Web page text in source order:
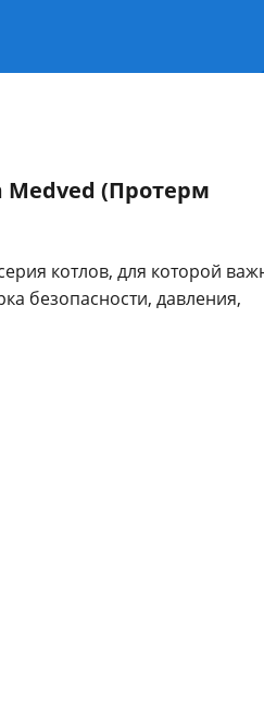
(Протерм
котлов, для которой
безопасности, давления,